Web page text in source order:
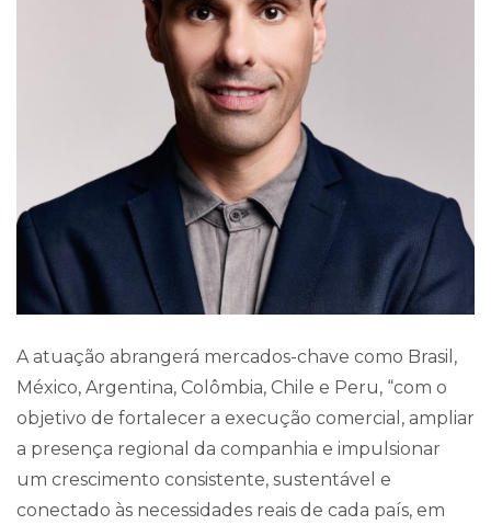
A atuação abrangerá mercados-chave como Brasil,
México, Argentina, Colômbia, Chile e Peru, “com o
objetivo de fortalecer a execução comercial, ampliar
a presença regional da companhia e impulsionar
um crescimento consistente, sustentável e
conectado às necessidades reais de cada país, em